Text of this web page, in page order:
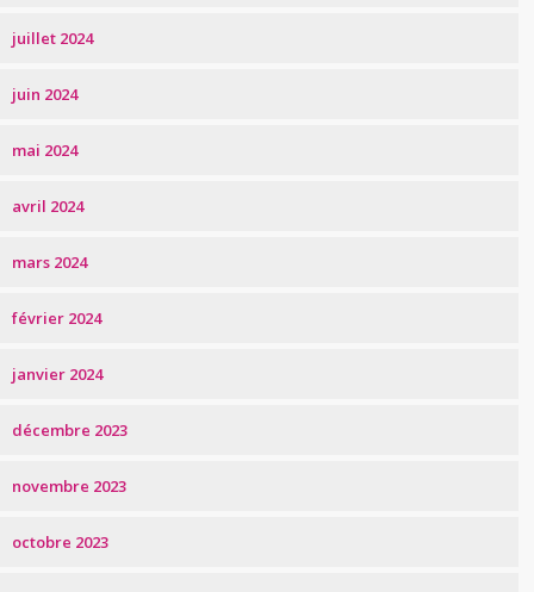
juillet 2024
juin 2024
mai 2024
avril 2024
mars 2024
février 2024
janvier 2024
décembre 2023
novembre 2023
octobre 2023